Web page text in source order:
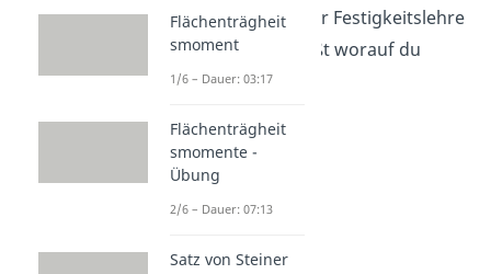
wichtigen Maßen der Festigkeitslehre
berechnen und weißt worauf du
achten musst.
Flächenträgheit
smoment
1/6 – Dauer: 03:17
Flächenträgheit
smomente -
Übung
2/6 – Dauer: 07:13
Satz von Steiner